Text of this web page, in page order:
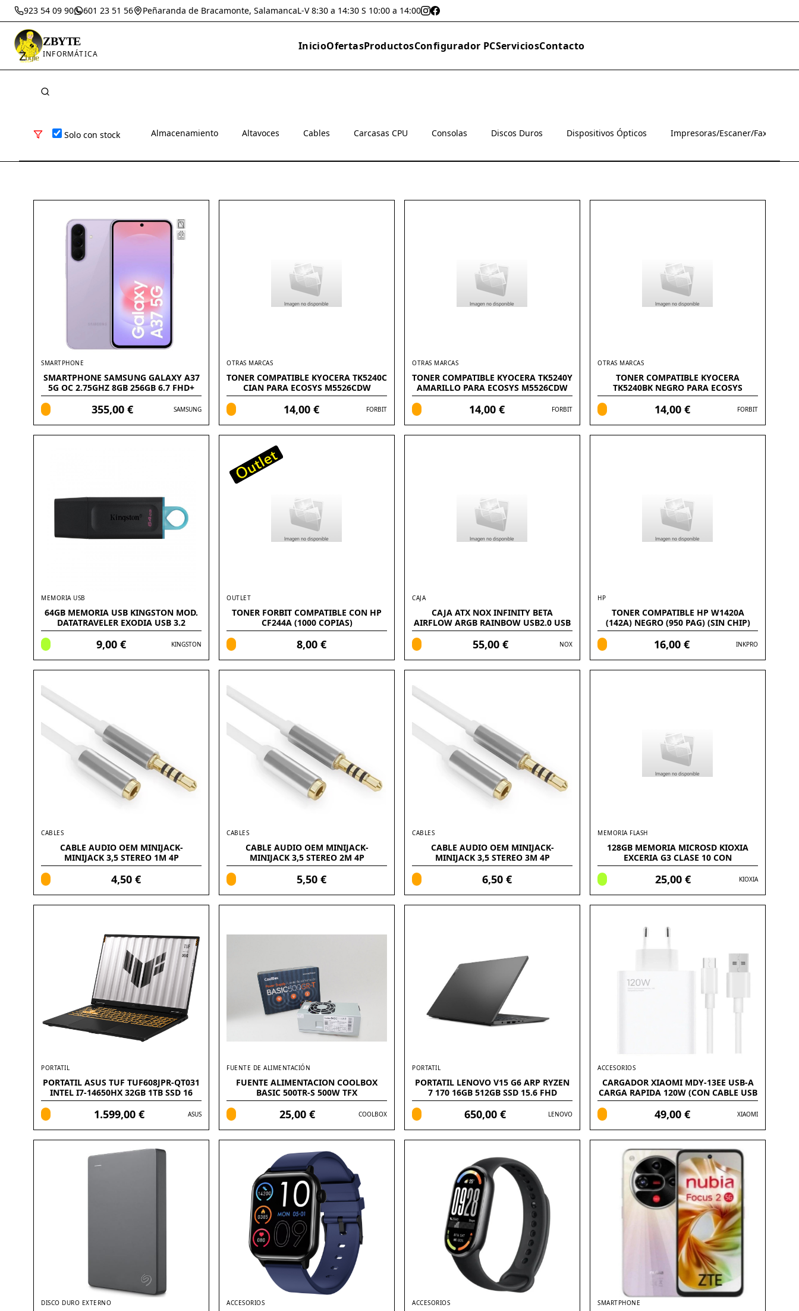
923 54 09 90 601 23 51 56 Peñaranda de Bracamonte, SalamancaL-V 8:30 a 14:30 S 10:00 a 14:00
ZBYTE
INFORMÁTICA
InicioOfertasProductosConfigurador PCServiciosContacto
Solo con stock Almacenamiento Altavoces Cables Carcasas CPU Consolas Discos Duros Dispositivos Ópticos Impresoras/Escaner/Fax
SMARTPHONE
SMARTPHONE SAMSUNG GALAXY A37
5G OC 2.75GHZ 8GB 256GB 6.7 FHD+
355,00 € SAMSUNG
OTRAS MARCAS
TONER COMPATIBLE KYOCERA TK5240C
CIAN PARA ECOSYS M5526CDW
14,00 € FORBIT
OTRAS MARCAS
TONER COMPATIBLE KYOCERA TK5240Y
AMARILLO PARA ECOSYS M5526CDW
14,00 € FORBIT
OTRAS MARCAS
TONER COMPATIBLE KYOCERA
TK5240BK NEGRO PARA ECOSYS
M5526CDW
14,00 € FORBIT
MEMORIA USB
64GB MEMORIA USB KINGSTON MOD.
DATATRAVELER EXODIA USB 3.2
9,00 € KINGSTON
OUTLET
TONER FORBIT COMPATIBLE CON HP
CF244A (1000 COPIAS)
8,00 €
CAJA
CAJA ATX NOX INFINITY BETA
AIRFLOW ARGB RAINBOW USB2.0 USB
3.1G1
55,00 € NOX
HP
TONER COMPATIBLE HP W1420A
(142A) NEGRO (950 PAG) (SIN CHIP)
16,00 € INKPRO
CABLES
CABLE AUDIO OEM MINIJACK-
MINIJACK 3,5 STEREO 1M 4P
(ALARGADOR)
4,50 €
CABLES
CABLE AUDIO OEM MINIJACK-
MINIJACK 3,5 STEREO 2M 4P
(ALARGADOR)
5,50 €
CABLES
CABLE AUDIO OEM MINIJACK-
MINIJACK 3,5 STEREO 3M 4P
(ALARGADOR)
6,50 €
MEMORIA FLASH
128GB MEMORIA MICROSD KIOXIA
EXCERIA G3 CLASE 10 CON
ADAPTADOR
25,00 € KIOXIA
PORTATIL
PORTATIL ASUS TUF TUF608JPR-QT031
INTEL I7-14650HX 32GB 1TB SSD 16
WQXGA FREEDOS
1.599,00 € ASUS
FUENTE DE ALIMENTACIÓN
FUENTE ALIMENTACION COOLBOX
BASIC 500TR-S 500W TFX
25,00 € COOLBOX
PORTATIL
PORTATIL LENOVO V15 G6 ARP RYZEN
7 170 16GB 512GB SSD 15.6 FHD
FREEDOS
650,00 € LENOVO
ACCESORIOS
CARGADOR XIAOMI MDY-13EE USB-A
CARGA RAPIDA 120W (CON CABLE USB
C)
49,00 € XIAOMI
DISCO DURO EXTERNO ACCESORIOS ACCESORIOS SMARTPHONE